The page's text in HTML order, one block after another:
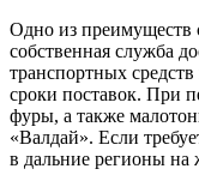
Одно из преимуществ
собственная служба
транспортных
сроки поставок. При
фуры, а также
«Валдай». Если
в дальние регионы на